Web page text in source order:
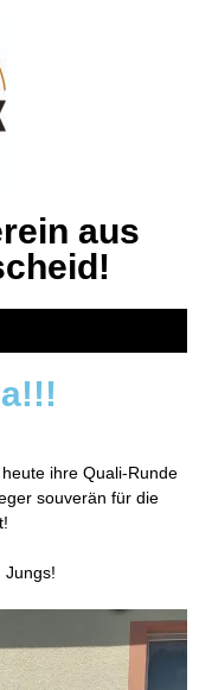
aus
ihre Quali-Runde
souverän für die
Jungs!